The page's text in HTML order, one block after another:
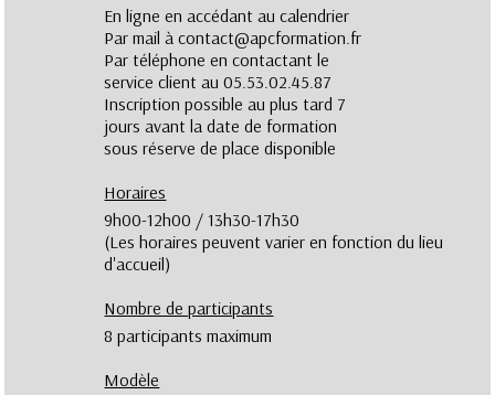
En ligne en accédant au calendrier
Par mail à contact@apcformation.fr
Par téléphone en contactant le
service client au 05.53.02.45.87
Inscription possible au plus tard 7
jours avant la date de formation
sous réserve de place disponible
Horaires
9h00-12h00 / 13h30-17h30
(Les horaires peuvent varier en fonction du lieu
d'accueil)
Nombre de participants
8 participants maximum
Modèle